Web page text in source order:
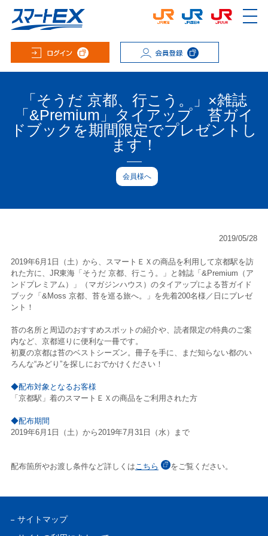
「そうだ 京都、行こう。」×雑誌
「&Premium」タイアップ 苔ガイ
ドブックを期間限定でプレゼントし
ます！
会員様へ
2019/05/28
2019年6月1日（土）から、スマートＥＸの商品を利用して京都駅を訪
れた方に、JR東海「そうだ 京都、行こう。」と雑誌「&Premium（ア
ンドプレミアム）」（マガジンハウス）のタイアップによる苔ガイド
ブック「&Moss 京都、苔を巡る旅へ。」を先着200名様／日にプレゼ
ント！
苔の名所と周辺のおすすめスポットの紹介や、読者限定の特典のご案
内など、京都巡りに便利な一冊です。
初夏の京都は苔のベストシーズン。冊子を手に、まだ知らない都のい
ろんな“みどり”を探しにおでかけください！
◆配布対象となるお客様
「京都駅」着のスマートＥＸの商品をご利用された方
◆配布期間
2019年6月1日（土）から2019年7月31日（水）まで
配布箇所やお渡し条件など詳しくはこちら をご覧ください。
サイトマップ